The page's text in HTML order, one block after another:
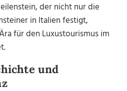
der nicht nur die
in Italien festigt,
für den Luxustourismus im
und